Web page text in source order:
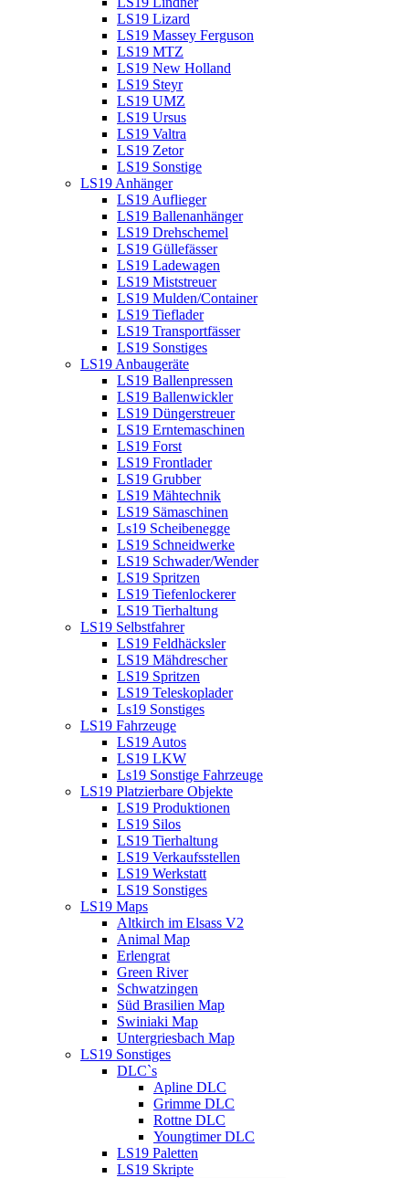
LS19 Lizard
LS19 Massey Ferguson
LS19 MTZ
LS19 New Holland
LS19 Steyr
LS19 UMZ
LS19 Ursus
LS19 Valtra
LS19 Zetor
LS19 Sonstige
LS19 Anhänger
LS19 Auflieger
LS19 Ballenanhänger
LS19 Drehschemel
LS19 Güllefässer
LS19 Ladewagen
LS19 Miststreuer
LS19 Mulden/Container
LS19 Tieflader
LS19 Transportfässer
LS19 Sonstiges
LS19 Anbaugeräte
LS19 Ballenpressen
LS19 Ballenwickler
LS19 Düngerstreuer
LS19 Erntemaschinen
LS19 Forst
LS19 Frontlader
LS19 Grubber
LS19 Mähtechnik
LS19 Sämaschinen
Ls19 Scheibenegge
LS19 Schneidwerke
LS19 Schwader/Wender
LS19 Spritzen
LS19 Tiefenlockerer
LS19 Tierhaltung
LS19 Selbstfahrer
LS19 Feldhäcksler
LS19 Mähdrescher
LS19 Spritzen
LS19 Teleskoplader
Ls19 Sonstiges
LS19 Fahrzeuge
LS19 Autos
LS19 LKW
Ls19 Sonstige Fahrzeuge
LS19 Platzierbare Objekte
LS19 Produktionen
LS19 Silos
LS19 Tierhaltung
LS19 Verkaufsstellen
LS19 Werkstatt
LS19 Sonstiges
LS19 Maps
Altkirch im Elsass V2
Animal Map
Erlengrat
Green River
Schwatzingen
Süd Brasilien Map
Swiniaki Map
Untergriesbach Map
LS19 Sonstiges
DLC`s
Apline DLC
Grimme DLC
Rottne DLC
Youngtimer DLC
LS19 Paletten
LS19 Skripte